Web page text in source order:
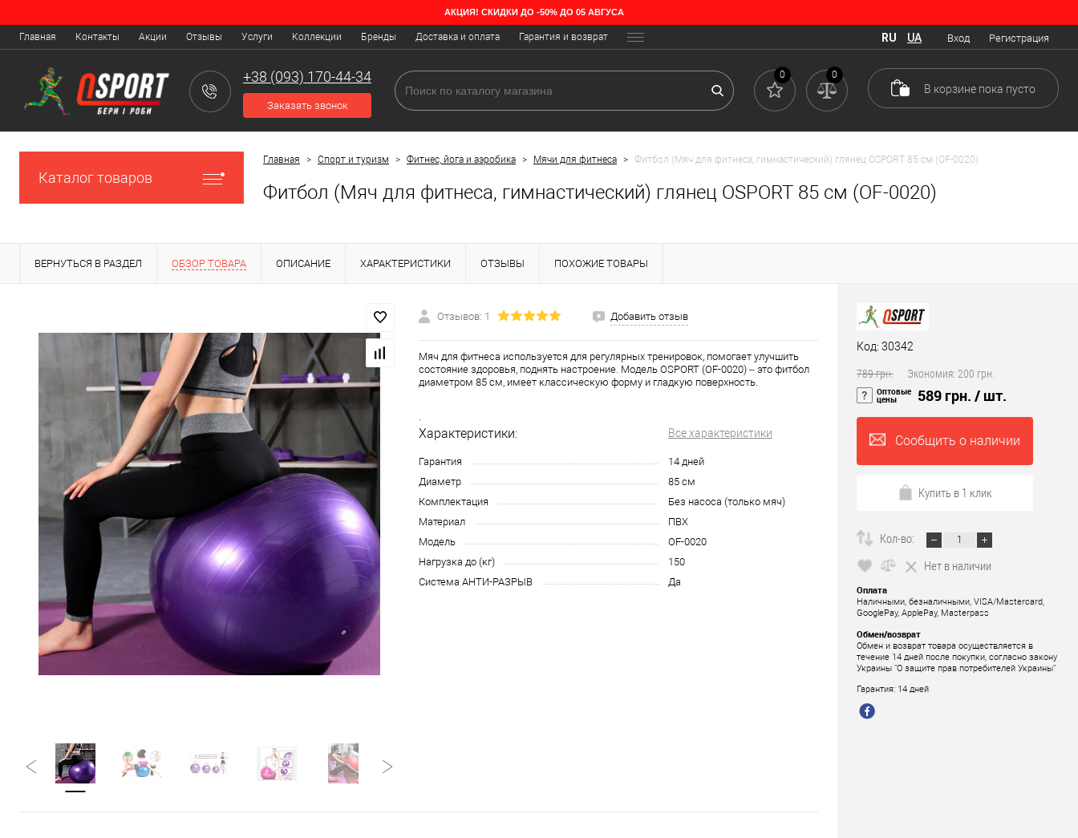
АКЦИЯ! СКИДКИ ДО -50% ДО 05 АВГУСА
Главная Контакты Акции Отзывы Услуги Коллекции Бренды Доставка и оплата Гарантия и возврат Вход Регистрация
RU UA
+38 (093) 170-44-34
Заказать звонок
0 0
В корзине пока пусто
Каталог товаров
Главная > Спорт и туризм > Фитнес, йога и аэробика > Мячи для фитнеса > Фитбол (Мяч для фитнеса, гимнастический) глянец OSPORT 85 см (OF-0020)
Фитбол (Мяч для фитнеса, гимнастический) глянец OSPORT 85 см (OF-0020)
ВЕРНУТЬСЯ В РАЗДЕЛ ОБЗОР ТОВАРА ОПИСАНИЕ ХАРАКТЕРИСТИКИ ОТЗЫВЫ ПОХОЖИЕ ТОВАРЫ
Отзывов: 1 Добавить отзыв
Мяч для фитнеса используется для регулярных тренировок, помогает улучшить
состояние здоровья, поднять настроение. Модель OSPORT (OF-0020) – это фитбол
диаметром 85 см, имеет классическую форму и гладкую поверхность.
Характеристики: Все характеристики
Гарантия
14 дней
Диаметр
85 см
Комплектация
Без насоса (только мяч)
Материал
ПВХ
Модель
OF-0020
Нагрузка до (кг)
150
Система АНТИ-РАЗРЫВ
Да
Код: 30342
789 грн. Экономия: 200 грн.
Оптовые
цены 589 грн. / шт.
Сообщить о наличии
Купить в 1 клик
Кол-во:
Нет в наличии
Оплата
Наличными, безналичными, VISA/Mastercard,
GooglePay, ApplePay, Masterpass
Обмен/возврат
Обмен и возврат товара осуществляется в
течение 14 дней после покупки, согласно закону
Украины "О защите прав потребителей Украины"
Гарантия: 14 дней